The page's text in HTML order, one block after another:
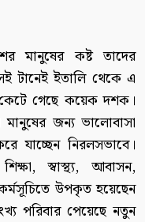
মানুষের কষ্ট তাদের
টানেই ইতালি থেকে এ
গেছে কয়েক দশক।
জন্য ভালোবাসা
যাচ্ছেন নিরলসভাবে।
স্বাস্থ্য, আবাসন,
উপকৃত হয়েছেন
পরিবার পেয়েছে নতুন